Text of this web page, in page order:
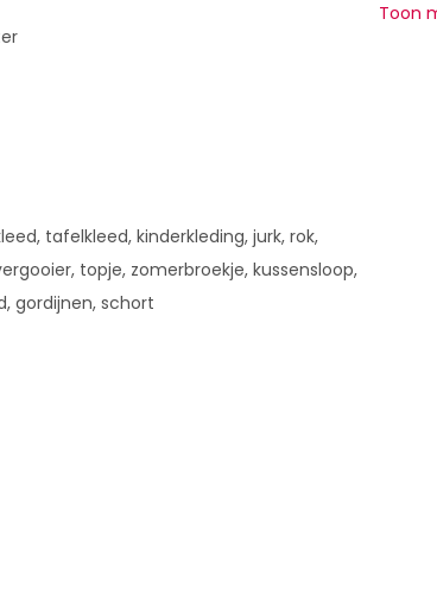
tafelkleed, kinderkleding, jurk, rok,
topje, zomerbroekje, kussensloop,
gordijnen, schort
Toon